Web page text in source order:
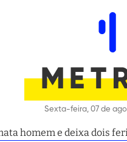
Sexta-feira, 07 de
homem e deixa dois